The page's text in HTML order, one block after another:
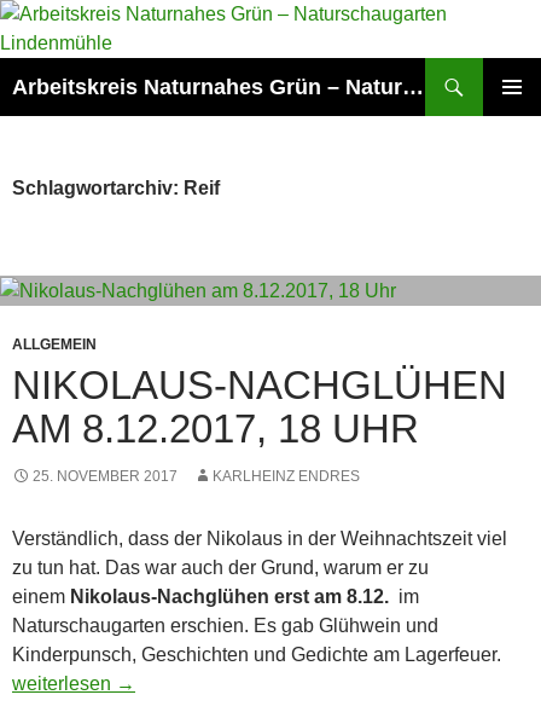
Zum
Inhalt
Arbeitskreis Naturnahes Grün – Naturschaugarten Lindenmühle
Schlagwortarchiv: Reif
ALLGEMEIN
NIKOLAUS-NACHGLÜHEN
AM 8.12.2017, 18 UHR
25. NOVEMBER 2017 KARLHEINZ ENDRES
Verständlich, dass der Nikolaus in der Weihnachtszeit viel
zu tun hat. Das war auch der Grund, warum er zu
einem Nikolaus-Nachglühen erst am 8.12. im
Naturschaugarten erschien. Es gab Glühwein und
Kinderpunsch, Geschichten und Gedichte am Lagerfeuer.
Nikolaus-Nachglühen am 8.12.2017, 18 Uhr
weiterlesen →